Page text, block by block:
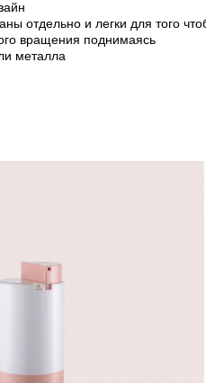
отдельно и легки для того
вращения поднимаясь
металла